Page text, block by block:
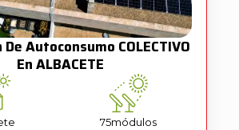
Autoconsumo COLECTIVO
En ALBACETE
75módulos